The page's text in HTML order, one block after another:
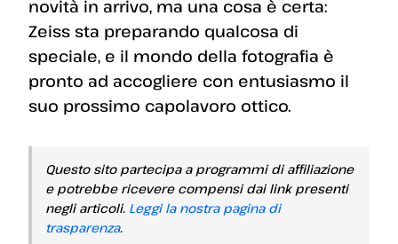
novità in arrivo, ma una cosa è certa:
Zeiss sta preparando qualcosa di
speciale, e il mondo della fotografia è
pronto ad accogliere con entusiasmo il
suo prossimo capolavoro ottico.
Questo sito partecipa a programmi di affiliazione
e potrebbe ricevere compensi dai link presenti
negli articoli. Leggi la nostra pagina di
trasparenza.